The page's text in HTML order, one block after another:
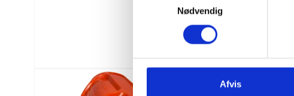
k
Nødvendig
Afvis